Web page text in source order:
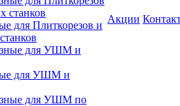
для Плиткорезов и
для УШМ и
Акции